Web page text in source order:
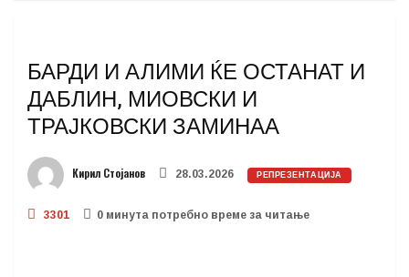
БАРДИ И АЛИМИ ЌЕ ОСТАНАТ И
ДАБЛИН, МИОВСКИ И
ТРАЈКОВСКИ ЗАМИНАА
Кирил Стојанов 28.03.2026 РЕПРЕЗЕНТАЦИЈА
3301 0 минутa потребно време за читање